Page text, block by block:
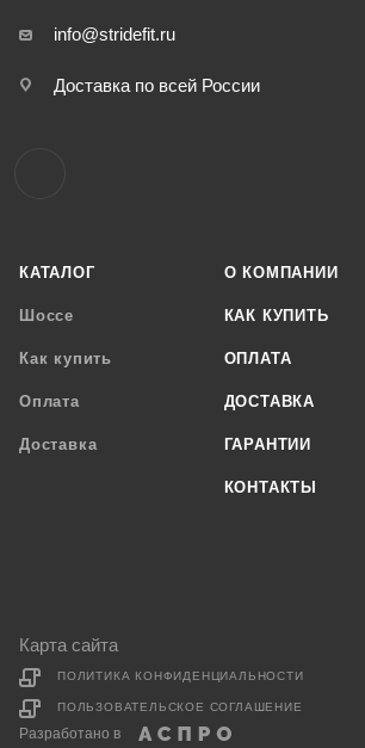
КАТАЛОГ
Шоссе
Как купить
Оплата
Доставка
О КОМПАНИИ
КАК КУПИТЬ
ОПЛАТА
ДОСТАВКА
ГАРАНТИИ
КОНТАКТЫ
info@stridefit.ru
Доставка по всей России
Карта сайта
ПОЛИТИКА КОНФИДЕНЦИАЛЬНОСТИ
ПОЛЬЗОВАТЕЛЬСКОЕ СОГЛАШЕНИЕ
Разработано в